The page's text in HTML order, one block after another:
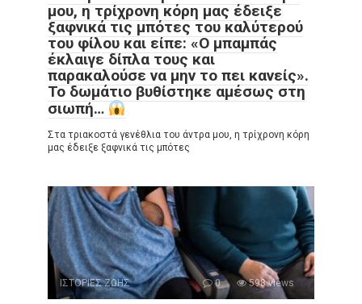
μου, η τρίχρονη κόρη μας έδειξε
ξαφνικά τις μπότες του καλύτερού
του φίλου και είπε: «Ο μπαμπάς
έκλαιγε δίπλα τους και
παρακαλούσε να μην το πει κανείς».
Το δωμάτιο βυθίστηκε αμέσως στη
σιωπή…
Στα τριακοστά γενέθλια του άντρα μου, η τρίχρονη κόρη
μας έδειξε ξαφνικά τις μπότες
ΙΣΤΟΡΙΕΣ ΖΩΗΣ 0 598 views